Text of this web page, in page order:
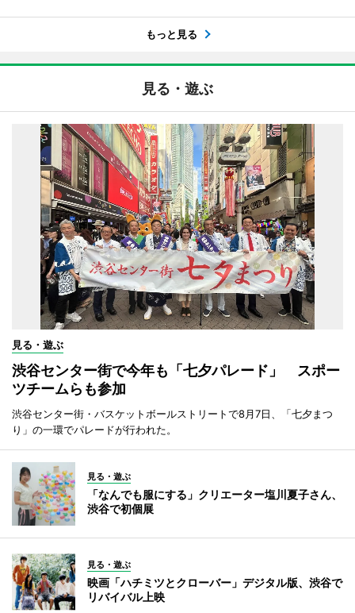
もっと見る
見る・遊ぶ
見る・遊ぶ
渋谷センター街で今年も「七夕パレード」 スポー
ツチームらも参加
渋谷センター街・バスケットボールストリートで8月7日、「七夕まつ
り」の一環でパレードが行われた。
見る・遊ぶ
「なんでも服にする」クリエーター塩川夏子さん、
渋谷で初個展
見る・遊ぶ
映画「ハチミツとクローバー」デジタル版、渋谷で
リバイバル上映